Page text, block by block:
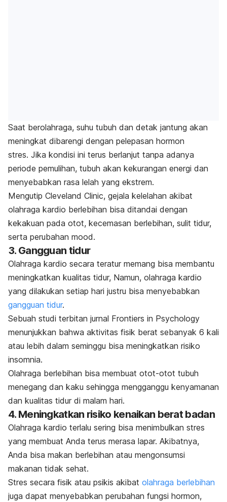
Saat berolahraga, suhu tubuh dan detak jantung akan
meningkat dibarengi dengan pelepasan hormon
stres. Jika kondisi ini terus berlanjut tanpa adanya
periode pemulihan, tubuh akan kekurangan energi dan
menyebabkan rasa lelah yang ekstrem.
Mengutip Cleveland Clinic, gejala kelelahan akibat
olahraga kardio berlebihan bisa ditandai dengan
kekakuan pada otot, kecemasan berlebihan, sulit tidur,
serta perubahan mood.
3. Gangguan tidur
Olahraga kardio secara teratur memang bisa membantu
meningkatkan kualitas tidur, Namun, olahraga kardio
yang dilakukan setiap hari justru bisa menyebabkan
gangguan tidur.
Sebuah studi terbitan jurnal Frontiers in Psychology
menunjukkan bahwa aktivitas fisik berat sebanyak 6 kali
atau lebih dalam seminggu bisa meningkatkan risiko
insomnia.
Olahraga berlebihan bisa membuat otot-otot tubuh
menegang dan kaku sehingga mengganggu kenyamanan
dan kualitas tidur di malam hari.
4. Meningkatkan risiko kenaikan berat badan
Olahraga kardio terlalu sering bisa menimbulkan stres
yang membuat Anda terus merasa lapar. Akibatnya,
Anda bisa makan berlebihan atau mengonsumsi
makanan tidak sehat.
Stres secara fisik atau psikis akibat olahraga berlebihan
juga dapat menyebabkan perubahan fungsi hormon,